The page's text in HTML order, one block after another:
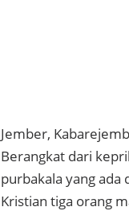
Jember,
Berangkat dari
purbakala yang ada
Kristian tiga orang